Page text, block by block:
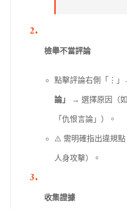
檢舉不當評論
點擊評論右側「⋮
論」
→ 選擇原因（
「仇恨言論」）。
⚠️ 需明確指出違規點
人身攻擊）。
收集證據